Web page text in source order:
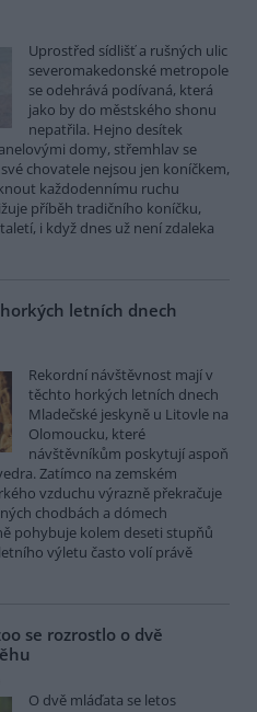
Uprostřed sídlišť a rušných ulic
severomakedonské metropole
se odehrává podívaná, která
jako by do městského shonu
nepatřila. Hejno desítek
domy, střemhlav se
chovatele nejsou jen koníčkem,
každodennímu ruchu
příběh tradičního koníčku,
i když dnes už není zdaleka
letních dnech
Rekordní návštěvnost mají v
těchto horkých letních dnech
Mladečské jeskyně u Litovle na
Olomoucku, které
návštěvníkům poskytují aspoň
Zatímco na zemském
vzduchu výrazně překračuje
chodbách a dómech
pohybuje kolem deseti stupňů
výletu často volí právě
se rozrostlo o dvě
O dvě mláďata se letos